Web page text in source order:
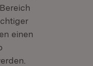
einen